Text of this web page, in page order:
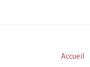
Accueil